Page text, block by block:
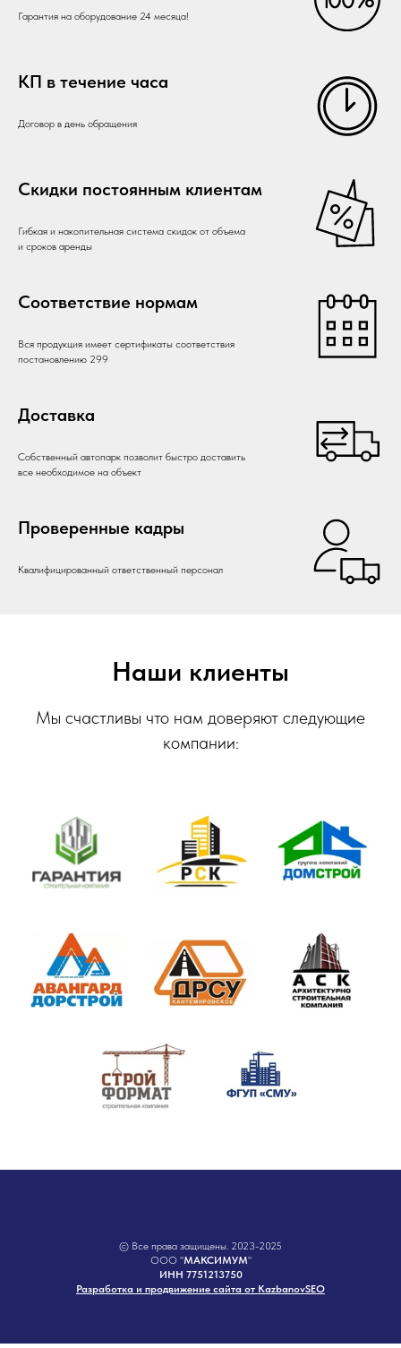
Гарантия на оборудование 24 месяца!
КП в течение часа
Договор в день обращения
Скидки постоянным клиентам
Гибкая и накопительная система скидок от объема
и сроков аренды
Соответствие нормам
Вся продукция имеет сертификаты соответствия
постановлению 299
Доставка
Собственный автопарк позволит быстро доставить
все необходимое на объект
Проверенные кадры
Квалифицированный ответственный персонал
Наши клиенты
Мы счастливы что нам доверяют следующие
компании:
© Все права защищены. 2023-2025
ООО "МАКСИМУМ"
ИНН 7751213750
Разработка и продвижение сайта от KazbanovSEO